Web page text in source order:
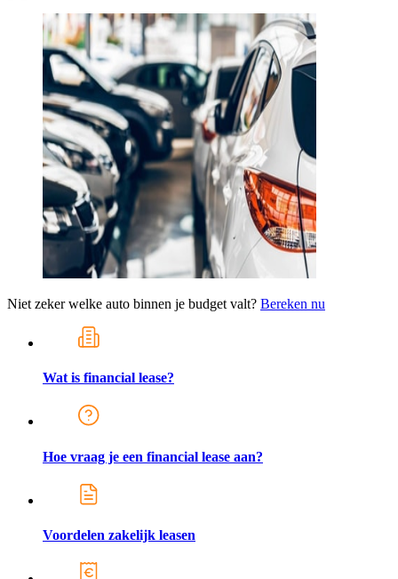
Niet zeker welke auto binnen je budget valt? Bereken nu
Wat is financial lease?
Hoe vraag je een financial lease aan?
Voordelen zakelijk leasen